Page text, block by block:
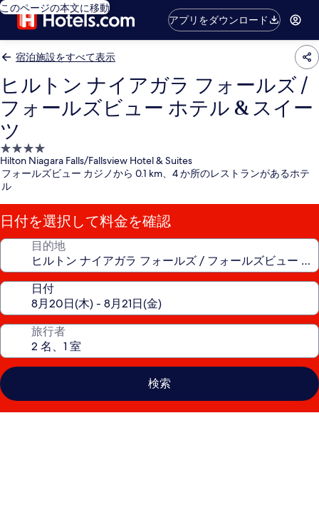
このページの本文に移動
アプリをダウンロード
宿泊施設をすべて表示
ヒルトン ナイアガラ フォールズ /
フォールズビュー ホテル & スイー
ツ
4.0
つ
星
泊
施
設
Hilton Niagara Falls/Fallsview Hotel & Suites
フォールズビュー カジノから 0.1 km、4 か所のレストランがあるホテ
ル
日付を選択して料金を確認
目的地
日付
旅行者
検索